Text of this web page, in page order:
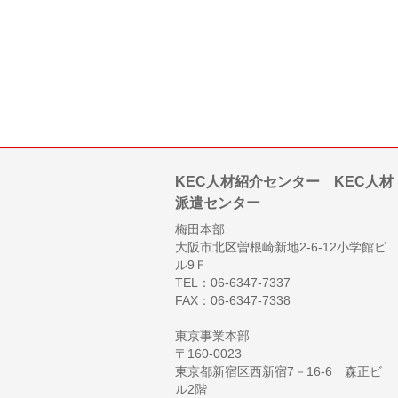
KEC人材紹介センター KEC人材
派遣センター
梅田本部
大阪市北区曽根崎新地2-6-12小学館ビ
ル9Ｆ
TEL：06-6347-7337
FAX：06-6347-7338
東京事業本部
〒160-0023
東京都新宿区西新宿7－16-6 森正ビ
ル2階